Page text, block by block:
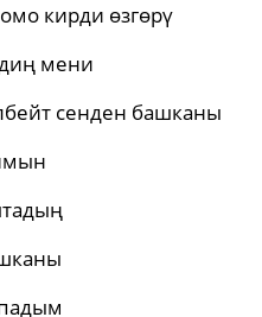
кирди өзгөрү
мени
сенден башканы